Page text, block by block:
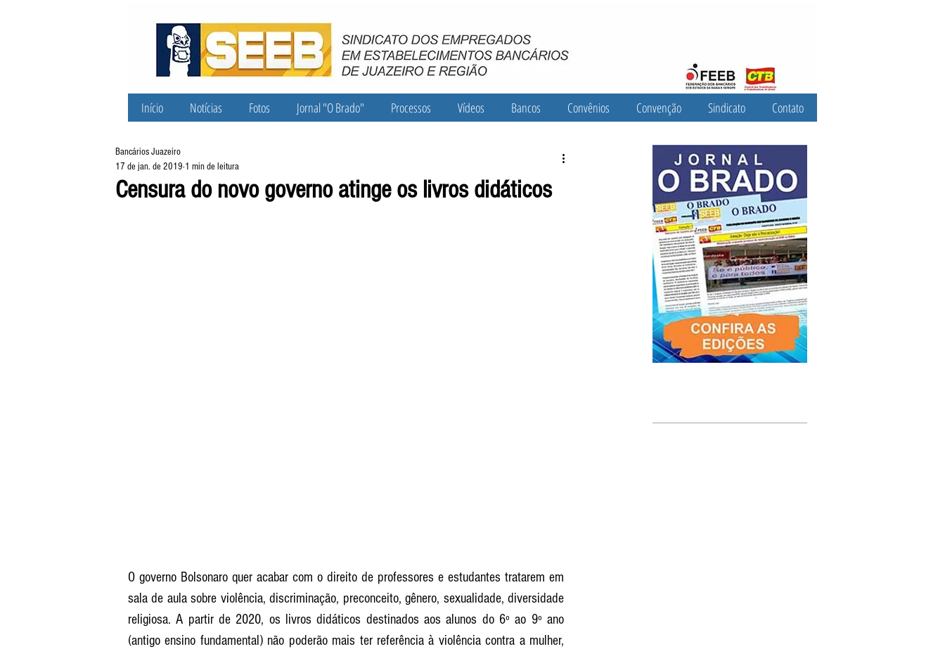
Início Notícias Fotos Jornal "O Brado" Processos Vídeos Bancos Convênios Convenção Sindicato Contato
Censura do novo governo atinge os livros didáticos
Bancários Juazeiro
17 de jan. de 2019 1 min de leitura
O governo Bolsonaro quer acabar com o direito de professores e estudantes tratarem em
sala de aula sobre violência, discriminação, preconceito, gênero, sexualidade, diversidade
religiosa. A partir de 2020, os livros didáticos destinados aos alunos do 6º ao 9º ano
(antigo ensino fundamental) não poderão mais ter referência à violência contra a mulher,